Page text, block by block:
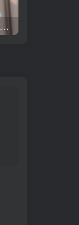
铃木美咲(MisakiSuzuki) 想成为你的偶像（大耳狗瑶篇） [27P-1V-2.24GB]